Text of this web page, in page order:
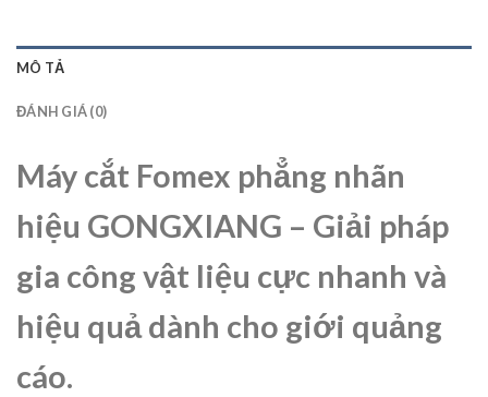
MÔ TẢ
ĐÁNH GIÁ (0)
Máy cắt Fomex phẳng nhãn
hiệu GONGXIANG – Giải pháp
gia công vật liệu cực nhanh và
hiệu quả dành cho giới quảng
cáo.